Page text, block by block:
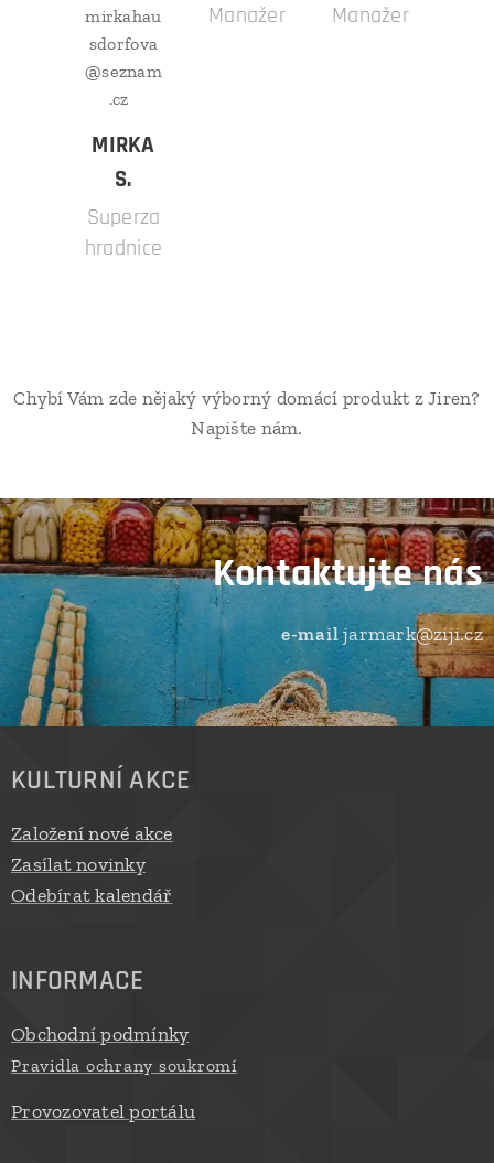
mirkahau
sdorfova
@seznam
.cz
MIRKA
S.
Superza
hradnice
Manažer Manažer
Chybí Vám zde nějaký výborný domácí produkt z Jiren?
Napište nám.
Kontaktujte nás
e-mailjarmark@ziji.cz
KULTURNÍ AKCE
Založení nové akce
Zasílat novinky
Odebírat kalendář
INFORMACE
Obchodní podmínky
Pravidla ochrany soukromí
Provozovatel portálu